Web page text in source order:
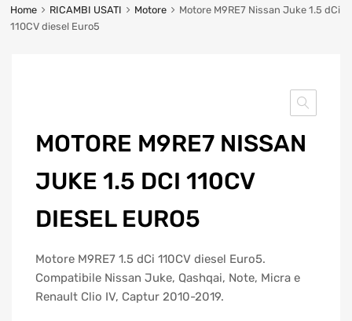
Home RICAMBI USATI Motore
Motore M9RE7 Nissan Juke 1.5 dCi
110CV diesel Euro5
MOTORE M9RE7 NISSAN
JUKE 1.5 DCI 110CV
DIESEL EURO5
Motore M9RE7 1.5 dCi 110CV diesel Euro5.
Compatibile Nissan Juke, Qashqai, Note, Micra e
Renault Clio IV, Captur 2010-2019.